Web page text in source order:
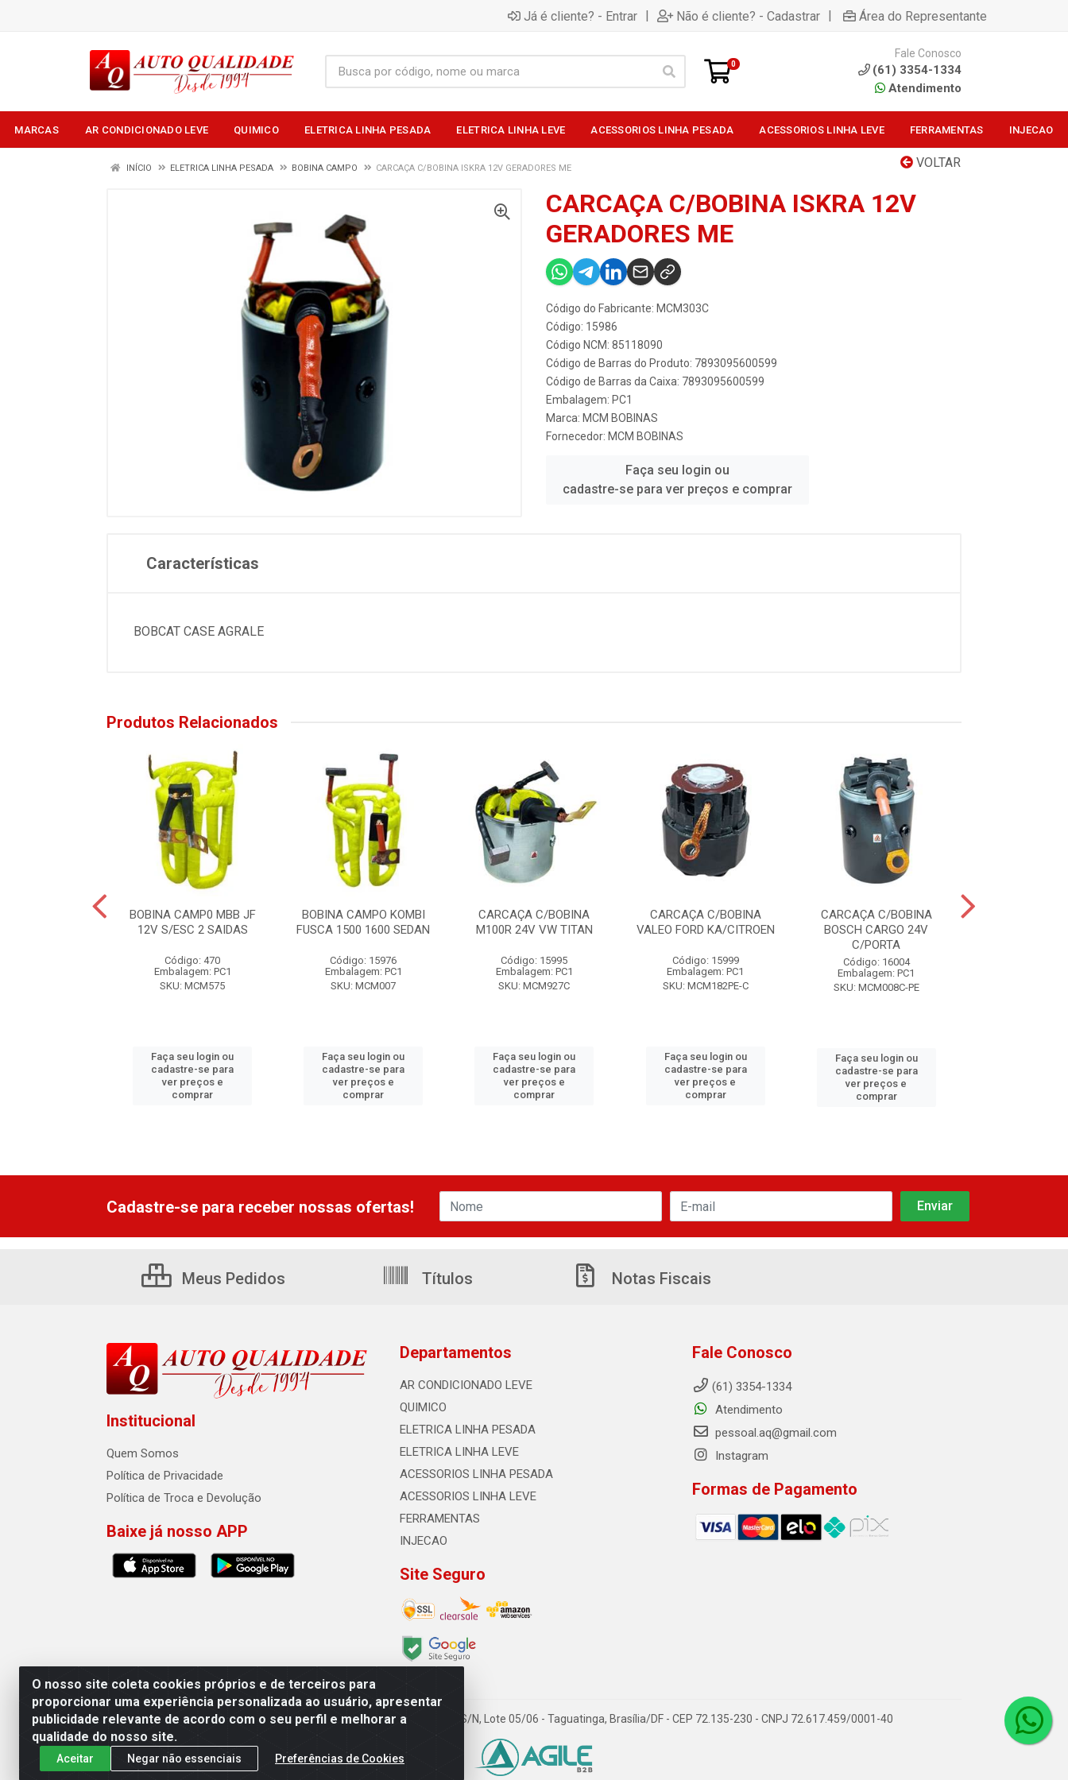
Já é cliente? - Entrar | Não é cliente? - Cadastrar | Área do Representante
0
Fale Conosco
(61) 3354-1334
Atendimento
MARCAS AR CONDICIONADO LEVE QUIMICO ELETRICA LINHA PESADA ELETRICA LINHA LEVE ACESSORIOS LINHA PESADA ACESSORIOS LINHA LEVE FERRAMENTAS INJECAO
VOLTAR
INÍCIO ELETRICA LINHA PESADA BOBINA CAMPO CARCAÇA C/BOBINA ISKRA 12V GERADORES ME
CARCAÇA C/BOBINA ISKRA 12V
GERADORES ME
Código do Fabricante: MCM303C
Código: 15986
Código NCM: 85118090
Código de Barras do Produto: 7893095600599
Código de Barras da Caixa: 7893095600599
Embalagem: PC1
Marca: MCM BOBINAS
Fornecedor: MCM BOBINAS
Faça seu login ou
cadastre-se para ver preços e comprar
Características
BOBCAT CASE AGRALE
Produtos Relacionados
BOBINA CAMP0 MBB JF
12V S/ESC 2 SAIDAS
Código: 470
Embalagem: PC1
SKU: MCM575
Faça seu login ou
cadastre-se para
ver preços e
comprar
BOBINA CAMPO KOMBI
FUSCA 1500 1600 SEDAN
Código: 15976
Embalagem: PC1
SKU: MCM007
Faça seu login ou
cadastre-se para
ver preços e
comprar
CARCAÇA C/BOBINA
M100R 24V VW TITAN
Código: 15995
Embalagem: PC1
SKU: MCM927C
Faça seu login ou
cadastre-se para
ver preços e
comprar
CARCAÇA C/BOBINA
VALEO FORD KA/CITROEN
Código: 15999
Embalagem: PC1
SKU: MCM182PE-C
Faça seu login ou
cadastre-se para
ver preços e
comprar
CARCAÇA C/BOBINA
BOSCH CARGO 24V
C/PORTA
Código: 16004
Embalagem: PC1
SKU: MCM008C-PE
Faça seu login ou
cadastre-se para
ver preços e
comprar
O nosso site coleta cookies próprios e de terceiros para
proporcionar uma experiência personalizada ao usuário, apresentar
publicidade relevante de acordo com o seu perfil e melhorar a
qualidade do nosso site.
Aceitar Negar não essenciais Preferências de Cookies
Cadastre-se para receber nossas ofertas!
Meus Pedidos Títulos Notas Fiscais
Institucional
Quem Somos
Política de Privacidade
Política de Troca e Devolução
Baixe já nosso APP
Departamentos
AR CONDICIONADO LEVE
QUIMICO
ELETRICA LINHA PESADA
ELETRICA LINHA LEVE
ACESSORIOS LINHA PESADA
ACESSORIOS LINHA LEVE
FERRAMENTAS
INJECAO
Site Seguro
Fale Conosco
(61) 3354-1334
Atendimento
pessoal.aq@gmail.com
Instagram
Formas de Pagamento
Auto Qualidade Comercio de Pecas LTDA - Quadra Qi 23, S/N, Lote 05/06 - Taguatinga, Brasília/DF - CEP 72.135-230 - CNPJ 72.617.459/0001-40